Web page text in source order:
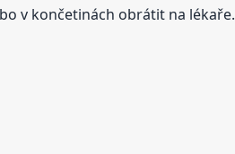
v končetinách obrátit na lékaře.